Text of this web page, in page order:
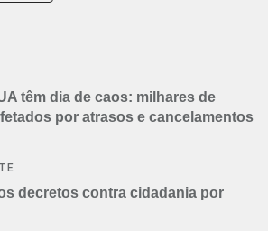
têm dia de caos: milhares de
por atrasos e cancelamentos
decretos contra cidadania por